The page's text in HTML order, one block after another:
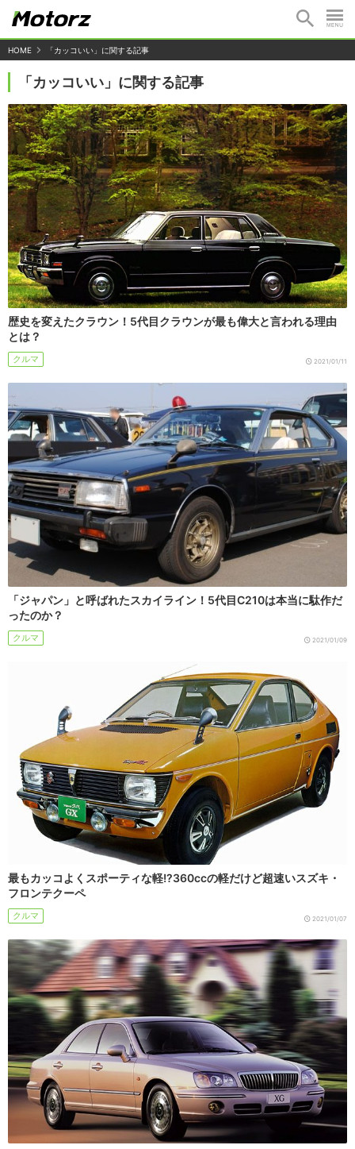
HOME 「カッコいい」に関する記事
「カッコいい」に関する記事
歴史を変えたクラウン！5代目クラウンが最も偉大と言われる理由
とは？
クルマ 2021/01/11
「ジャパン」と呼ばれたスカイライン！5代目C210は本当に駄作だ
ったのか？
クルマ 2021/01/09
最もカッコよくスポーティな軽!?360ccの軽だけど超速いスズキ・
フロンテクーペ
クルマ 2021/01/07